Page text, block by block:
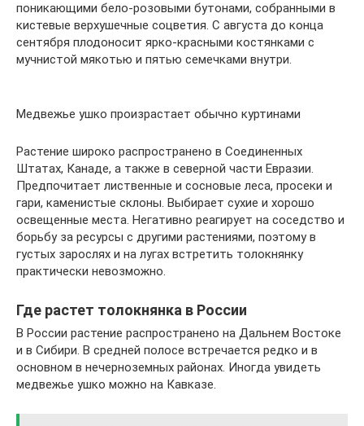
поникающими бело-розовыми бутонами, собранными в
кистевые верхушечные соцветия. С августа до конца
сентября плодоносит ярко-красными костянками с
мучнистой мякотью и пятью семечками внутри.
Медвежье ушко произрастает обычно куртинами
Растение широко распространено в Соединенных
Штатах, Канаде, а также в северной части Евразии.
Предпочитает лиственные и сосновые леса, просеки и
гари, каменистые склоны. Выбирает сухие и хорошо
освещенные места. Негативно реагирует на соседство и
борьбу за ресурсы с другими растениями, поэтому в
густых зарослях и на лугах встретить толокнянку
практически невозможно.
Где растет толокнянка в России
В России растение распространено на Дальнем Востоке
и в Сибири. В средней полосе встречается редко и в
основном в нечерноземных районах. Иногда увидеть
медвежье ушко можно на Кавказе.